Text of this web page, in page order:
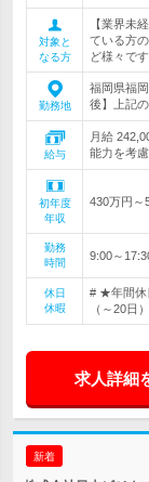
対象と
なる方
【業界未
ている方
ど様々で
勤務地
福岡県福
後】上記
給与
月給
能力を考
初年度
年収
430万円～
勤務
時間
9:00～
休日
休暇
# ★年間休
（～20日
求人詳細
新着